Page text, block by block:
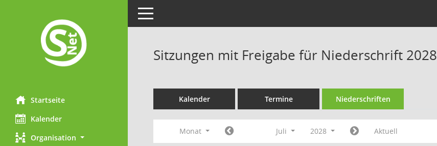
Startseite
Kalender
Organisation
Toggle navigation
Sitzungen mit Freigabe für Niederschrift 2028
Kalender Termine Niederschriften
Monat Juli 2028 Aktuell